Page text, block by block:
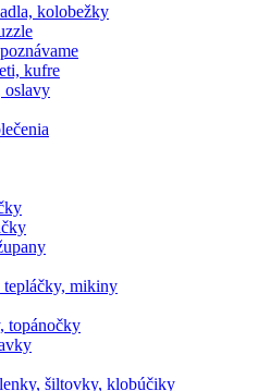
kolobežky
kufre
oslavy
tepláčky, mikiny
topánočky
šiltovky, klobúčiky